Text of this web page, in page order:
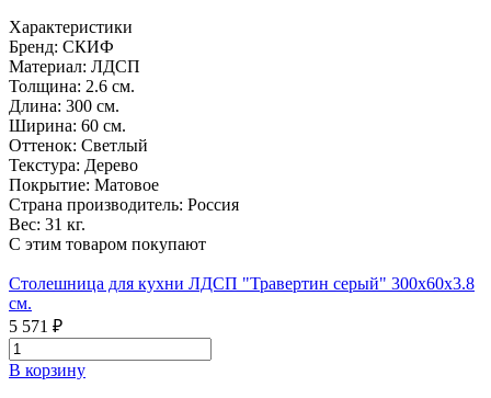
Характеристики
Бренд: СКИФ
Материал: ЛДСП
Толщина: 2.6 см.
Длина: 300 см.
Ширина: 60 см.
Оттенок: Светлый
Текстура: Дерево
Покрытие: Матовое
Страна производитель: Россия
Вес: 31 кг.
С этим товаром покупают
Столешница для кухни ЛДСП "Травертин серый" 300x60x3.8
см.
5 571 ₽
В корзину